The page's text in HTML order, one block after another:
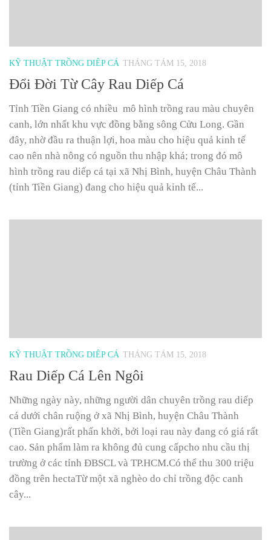
KỸ THUẬT TRỒNG DIÊP CÁ THÁNG TÁM 15, 2018
Đổi Đời Từ Cây Rau Diếp Cá
Tỉnh Tiền Giang có nhiều mô hình trồng rau màu chuyên
canh, lớn nhất khu vực đồng bằng sông Cửu Long. Gần
đây, nhờ đầu ra thuận lợi, hoa màu cho hiệu quả kinh tế
cao nên nhà nông có nguồn thu nhập khá; trong đó mô
hình trồng rau diếp cá tại xã Nhị Bình, huyện Châu Thành
(tỉnh Tiền Giang) đang cho hiệu quả kinh tế...
KỸ THUẬT TRỒNG DIÊP CÁ THÁNG TÁM 15, 2018
Rau Diếp Cá Lên Ngôi
Những ngày này, những người dân chuyên trồng rau diếp
cá dưới chân ruộng ở xã Nhị Bình, huyện Châu Thành
(Tiền Giang)rất phấn khởi, bởi loại rau này đang có giá rất
cao. Sản phẩm làm ra không đủ cung cấpcho nhu cầu thị
trường ở các tỉnh ĐBSCL và TP.HCM.Có thể thu 300 triệu
đồng trên hectaTừ một xã nghèo do chỉ trồng độc canh
cây...